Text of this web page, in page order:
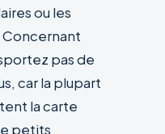
ou les
pas de
car la plupart
la carte
petits